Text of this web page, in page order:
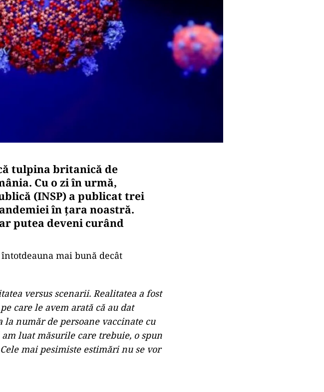
tulpina britanică de
Cu o zi în urmă,
(INSP) a publicat trei
în țara noastră.
putea deveni curând
mai bună decât
versus scenarii. Realitatea a fost
care le avem arată că au dat
la număr de persoane vaccinate cu
luat măsurile care trebuie, o spun
mai pesimiste estimări nu se vor